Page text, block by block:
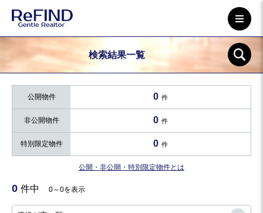
検索結果一覧
公開物件 0 件
非公開物件 0 件
特別限定物件 0 件
公開・非公開・特別限定物件とは
0 件中 0～0を表示